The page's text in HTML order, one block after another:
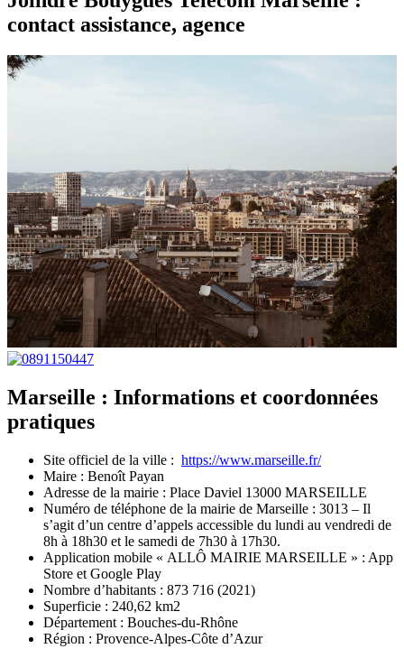
contact assistance, agence
Marseille : Informations et coordonnées
pratiques
Site officiel de la ville : https://www.marseille.fr/
Maire : Benoît Payan
Adresse de la mairie : Place Daviel 13000 MARSEILLE
Numéro de téléphone de la mairie de Marseille : 3013 – Il
s’agit d’un centre d’appels accessible du lundi au vendredi de
8h à 18h30 et le samedi de 7h30 à 17h30.
Application mobile « ALLÔ MAIRIE MARSEILLE » : App
Store et Google Play
Nombre d’habitants : 873 716 (2021)
Superficie : 240,62 km2
Département : Bouches-du-Rhône
Région : Provence-Alpes-Côte d’Azur